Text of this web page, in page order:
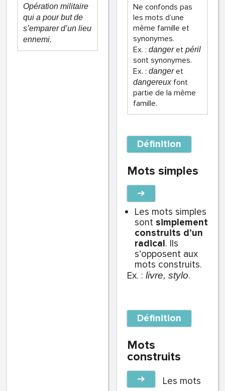
Opération militaire
qui a pour but de
s’emparer d’un lieu
ennemi.
Ne confonds pas
les mots d’une
même famille et
synonymes.
Ex. : dangeret péril
sont synonymes.
Ex. : dangeret
dangereuxfont
partie de la même
famille.
Définition
Mots simples
➔
Les mots simples
sont simplement
construits d’un
radical. Ils
s’opposent aux
mots construits.
Ex. : livre, stylo.
Définition
Mots
construits
➔ Les mots